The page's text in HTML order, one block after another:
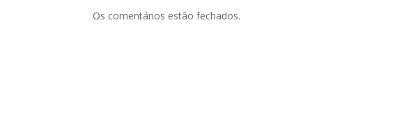
Os comentários estão fechados.